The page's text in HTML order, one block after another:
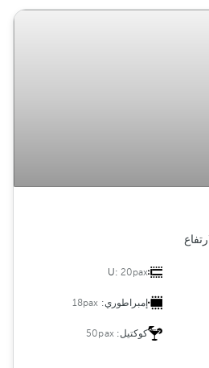
U: 20pax
إمبراطوري: 18pax
كوكتيل:50pax